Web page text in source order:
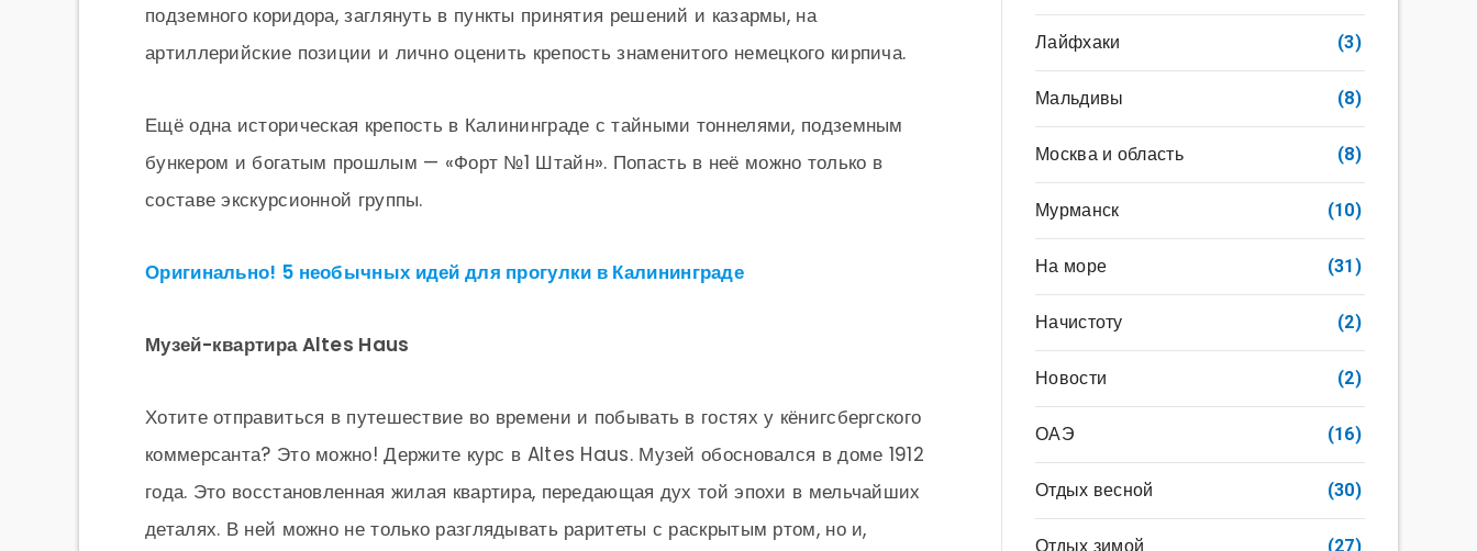
подземного коридора, заглянуть в пункты принятия решений и казармы, на
артиллерийские позиции и лично оценить крепость знаменитого немецкого кирпича.
Ещё одна историческая крепость в Калининграде с тайными тоннелями, подземным
бункером и богатым прошлым — «Форт №1 Штайн». Попасть в неё можно только в
составе экскурсионной группы.
Оригинально! 5 необычных идей для прогулки в Калининграде
Музей-квартира Altes Haus
Хотите отправиться в путешествие во времени и побывать в гостях у кёнигсбергского
коммерсанта? Это можно! Держите курс в Altes Haus. Музей обосновался в доме 1912
года. Это восстановленная жилая квартира, передающая дух той эпохи в мельчайших
деталях. В ней можно не только разглядывать раритеты с раскрытым ртом, но и,
Лайфхаки (3)
Мальдивы (8)
Москва и область (8)
Мурманск (10)
На море (31)
Начистоту (2)
Новости (2)
ОАЭ (16)
Отдых весной (30)
(27)